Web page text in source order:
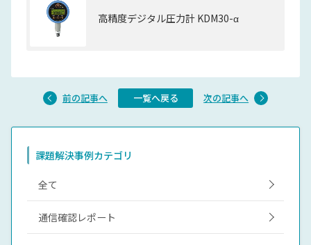
高精度デジタル圧力計 KDM30-α
前の記事へ 一覧へ戻る 次の記事へ
課題解決事例カテゴリ
全て
通信確認レポート